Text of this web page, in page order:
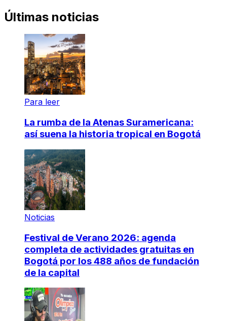
Últimas noticias
Para leer
La rumba de la Atenas Suramericana:
así suena la historia tropical en Bogotá
Noticias
Festival de Verano 2026: agenda
completa de actividades gratuitas en
Bogotá por los 488 años de fundación
de la capital